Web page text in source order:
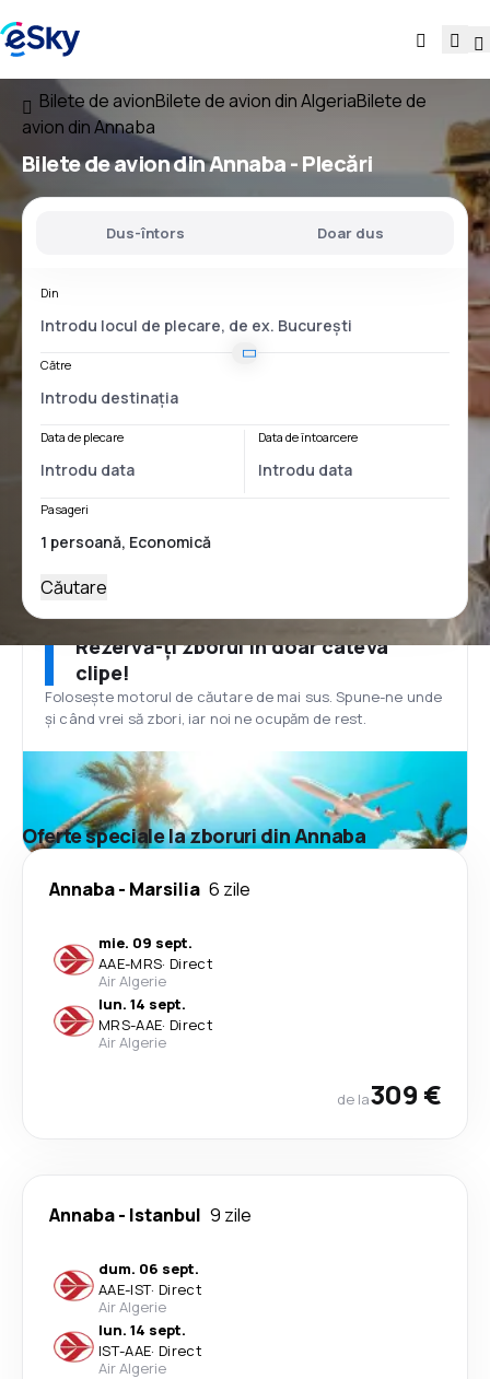
Bilete de avionBilete de avion din AlgeriaBilete de
avion din Annaba
Bilete de aviondin Annaba- Plecări
Dus-întors Doar dus
Din
Către
Data de plecare Data de întoarcere
Pasageri
Căutare
Rezervă-ți zborul în doar câteva
clipe!
Folosește motorul de căutare de mai sus. Spune-ne unde
și când vrei să zbori, iar noi ne ocupăm de rest.
Oferte speciale la zboruri din Annaba
Annaba- Marsilia 6 zile
mie. 09 sept.
AAE-MRS· Direct
Air Algerie
lun. 14 sept.
MRS-AAE· Direct
Air Algerie
de la309 €
Annaba- Istanbul 9 zile
dum. 06 sept.
AAE-IST· Direct
Air Algerie
lun. 14 sept.
IST-AAE· Direct
Air Algerie